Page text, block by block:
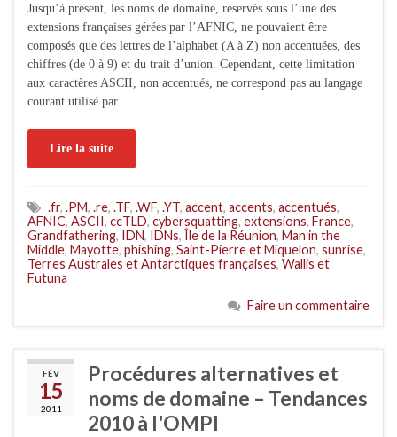
Jusqu’à présent, les noms de domaine, réservés sous l’une des
extensions françaises gérées par l’AFNIC, ne pouvaient être
composés que des lettres de l’alphabet (A à Z) non accentuées, des
chiffres (de 0 à 9) et du trait d’union. Cependant, cette limitation
aux caractères ASCII, non accentués, ne correspond pas au langage
courant utilisé par …
Lire la suite
.fr, .PM, .re, .TF, .WF, .YT, accent, accents, accentués,
AFNIC, ASCII , ccTLD, cybersquatting, extensions, France,
Grandfathering, IDN, IDNs, Île de la Réunion, Man in the
Middle, Mayotte, phishing, Saint-Pierre et Miquelon, sunrise,
Terres Australes et Antarctiques françaises, Wallis et
Futuna
Faire un commentaire
FÉV
15
2011
Procédures alternatives et
noms de domaine – Tendances
2010 à l'OMPI